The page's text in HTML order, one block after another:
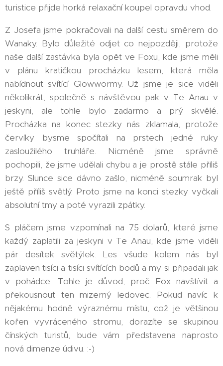
turistice přijde horká relaxační koupel opravdu vhod.
Z Josefa jsme pokračovali na další cestu směrem do
Wanaky. Bylo důležité odjet co nejpozději, protože
naše další zastávka byla opět ve Foxu, kde jsme měli
v plánu kratičkou procházku lesem, která měla
nabídnout svítící Glowwormy. Už jsme je sice viděli
několikrát, společně s návštěvou pak v Te Anau v
jeskyni, ale tohle bylo zadarmo a prý skvělé.
Procházka na konec stezky nás zklamala, protože
červíky bysme spočítali na prstech jedné ruky
zasloužilého truhláře. Nicméně jsme správně
pochopili, že jsme udělali chybu a je prostě stále příliš
brzy. Slunce sice dávno zašlo, nicméně soumrak byl
ještě příliš světlý. Proto jsme na konci stezky vyčkali
absolutní tmy a poté vyrazili zpátky.
S pláčem jsme vzpomínali na 75 dolarů, které jsme
každý zaplatili za jeskyni v Te Anau, kde jsme viděli
pár desítek světýlek. Les všude kolem nás byl
zaplaven tisíci a tisíci svítících bodů a my si připadali jak
v pohádce. Tohle je důvod, proč Fox navštívit a
překousnout ten mizerný ledovec. Pokud navíc k
nějakému hodně výraznému místu, což je většinou
kořen vyvráceného stromu, dorazíte se skupinou
čínských turistů, bude vám představena naprosto
nová dimenze údivu. :-)